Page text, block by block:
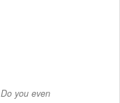
Do you even